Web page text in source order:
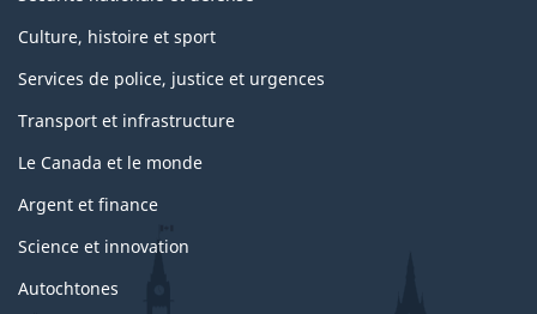
Culture, histoire et sport
Services de police, justice et urgences
Transport et infrastructure
Le Canada et le monde
Argent et finance
Science et innovation
Autochtones